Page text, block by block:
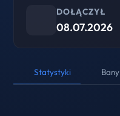
DOŁĄCZYŁ
08.07.2026
Statystyki Bany